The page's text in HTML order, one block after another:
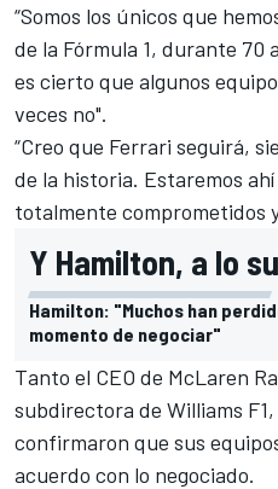
“Somos los únicos que
de la Fórmula 1, durante 70
es cierto que algunos
veces no".
“Creo que Ferrari seguirá,
de la historia. Estaremos
totalmente comprometidos
Y Hamilton, a lo
Hamilton: "Muchos han
momento de negociar"
Tanto el CEO de McLaren
subdirectora de Williams F1,
confirmaron que sus
acuerdo con lo negociado.